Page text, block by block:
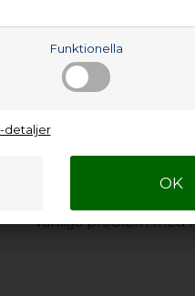
Funktionella
detaljer
Behöver du hjälp
kylskåp eller din
Vanliga problem med